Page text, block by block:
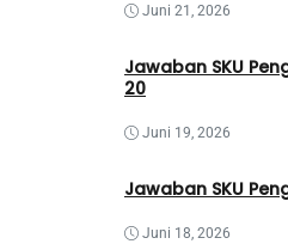
Juni 21, 2026
Jawaban SKU
20
Juni 19, 2026
Jawaban SKU
Juni 18, 2026